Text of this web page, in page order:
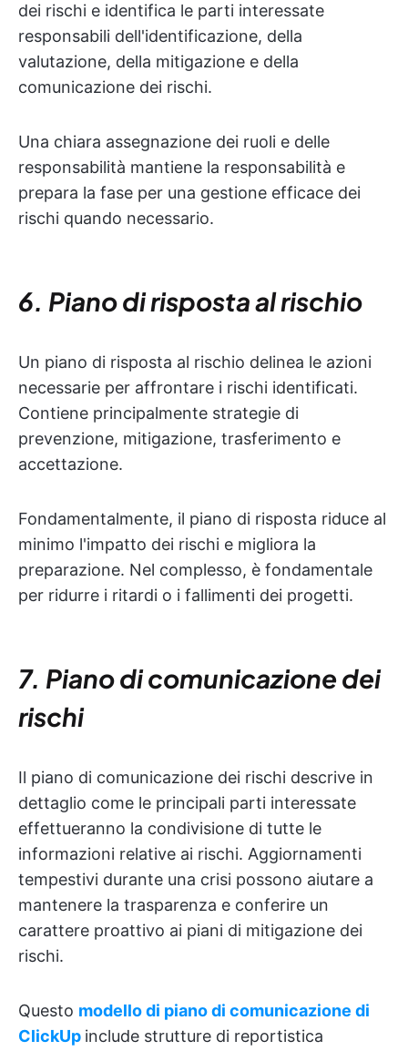
dei rischi e identifica le parti interessate
responsabili dell'identificazione, della
valutazione, della mitigazione e della
comunicazione dei rischi.
Una chiara assegnazione dei ruoli e delle
responsabilità mantiene la responsabilità e
prepara la fase per una gestione efficace dei
rischi quando necessario.
6. Piano di risposta al rischio
Un piano di risposta al rischio delinea le azioni
necessarie per affrontare i rischi identificati.
Contiene principalmente strategie di
prevenzione, mitigazione, trasferimento e
accettazione.
Fondamentalmente, il piano di risposta riduce al
minimo l'impatto dei rischi e migliora la
preparazione. Nel complesso, è fondamentale
per ridurre i ritardi o i fallimenti dei progetti.
7. Piano di comunicazione dei
rischi
Il piano di comunicazione dei rischi descrive in
dettaglio come le principali parti interessate
effettueranno la condivisione di tutte le
informazioni relative ai rischi. Aggiornamenti
tempestivi durante una crisi possono aiutare a
mantenere la trasparenza e conferire un
carattere proattivo ai piani di mitigazione dei
rischi.
Questo modello di piano di comunicazione di
ClickUp include strutture di reportistica